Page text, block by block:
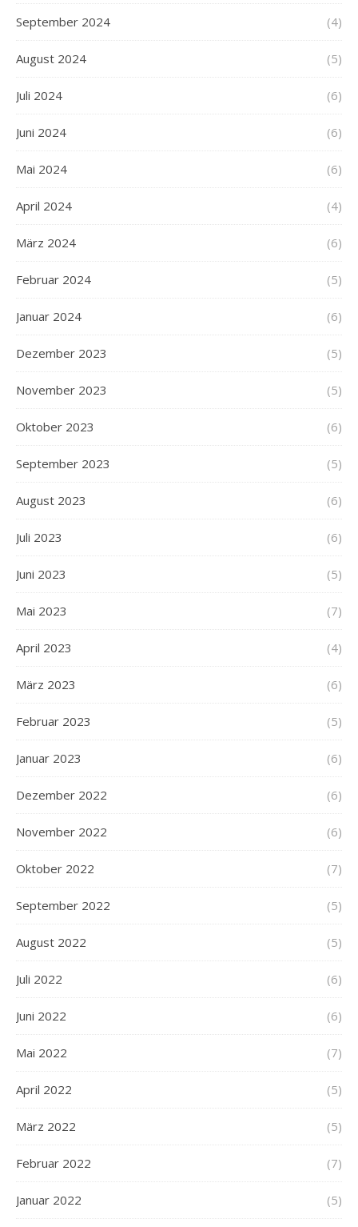
September 2024 (4)
August 2024 (5)
Juli 2024 (6)
Juni 2024 (6)
Mai 2024 (6)
April 2024 (4)
März 2024 (6)
Februar 2024 (5)
Januar 2024 (6)
Dezember 2023 (5)
November 2023 (5)
Oktober 2023 (6)
September 2023 (5)
August 2023 (6)
Juli 2023 (6)
Juni 2023 (5)
Mai 2023 (7)
April 2023 (4)
März 2023 (6)
Februar 2023 (5)
Januar 2023 (6)
Dezember 2022 (6)
November 2022 (6)
Oktober 2022 (7)
September 2022 (5)
August 2022 (5)
Juli 2022 (6)
Juni 2022 (6)
Mai 2022 (7)
April 2022 (5)
März 2022 (5)
Februar 2022 (7)
Januar 2022 (5)